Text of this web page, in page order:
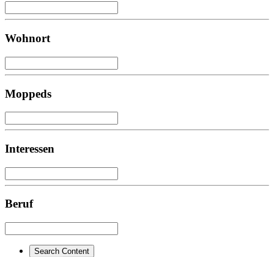
Wohnort
Moppeds
Interessen
Beruf
Search Content